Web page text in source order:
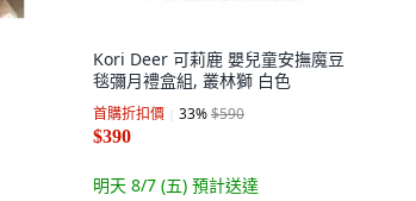
Kori Deer 可莉鹿 嬰兒童安撫魔豆
毯彌月禮盒組, 叢林獅 白色
首購折扣價 33%$590
$390
明天 8/7 (五) 預計送達